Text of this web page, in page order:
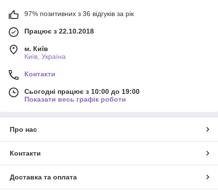
97% позитивних з 36 відгуків за рік
Працює з 22.10.2018
м. Київ
Київ, Україна
Контакти
Сьогодні працює з 10:00 до 19:00
Показати весь графік роботи
Про нас
Контакти
Доставка та оплата